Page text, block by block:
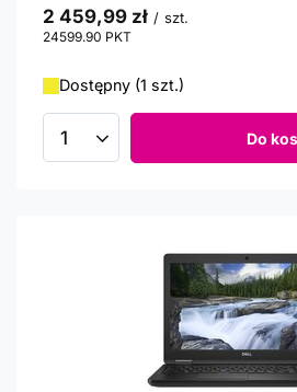
2 459,99 zł / szt.
24599.90 PKT
Dostępny (1 szt.)
Ilość produktów Do